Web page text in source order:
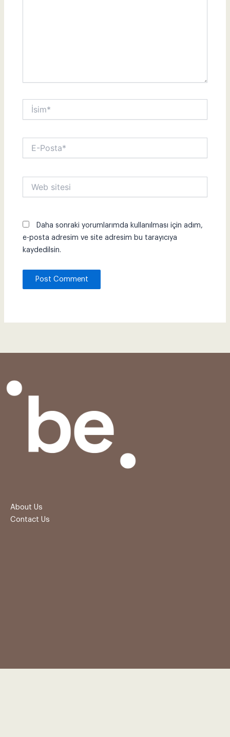
İsim*
Posta*
sitesi
Daha sonraki yorumlarımda kullanılması için adım,
e-posta adresim ve site adresim bu tarayıcıya
kaydedilsin.
About Us
Contact Us